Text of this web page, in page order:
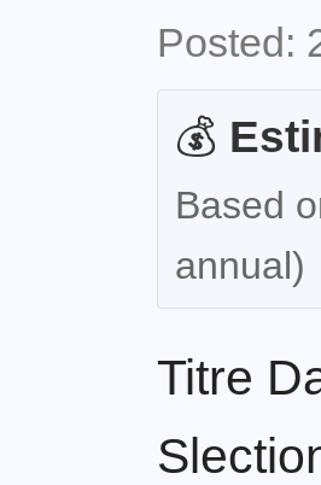
Posted:
💰
Based
annual)
Titre